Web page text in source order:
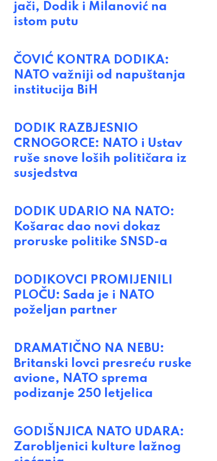
jači, Dodik i Milanović na
istom putu
ČOVIĆ KONTRA DODIKA:
NATO važniji od napuštanja
institucija BiH
DODIK RAZBJESNIO
CRNOGORCE: NATO i Ustav
ruše snove loših političara iz
susjedstva
DODIK UDARIO NA NATO:
Košarac dao novi dokaz
proruske politike SNSD-a
DODIKOVCI PROMIJENILI
PLOČU: Sada je i NATO
poželjan partner
DRAMATIČNO NA NEBU:
Britanski lovci presreću ruske
avione, NATO sprema
podizanje 250 letjelica
GODIŠNJICA NATO UDARA:
Zarobljenici kulture lažnog